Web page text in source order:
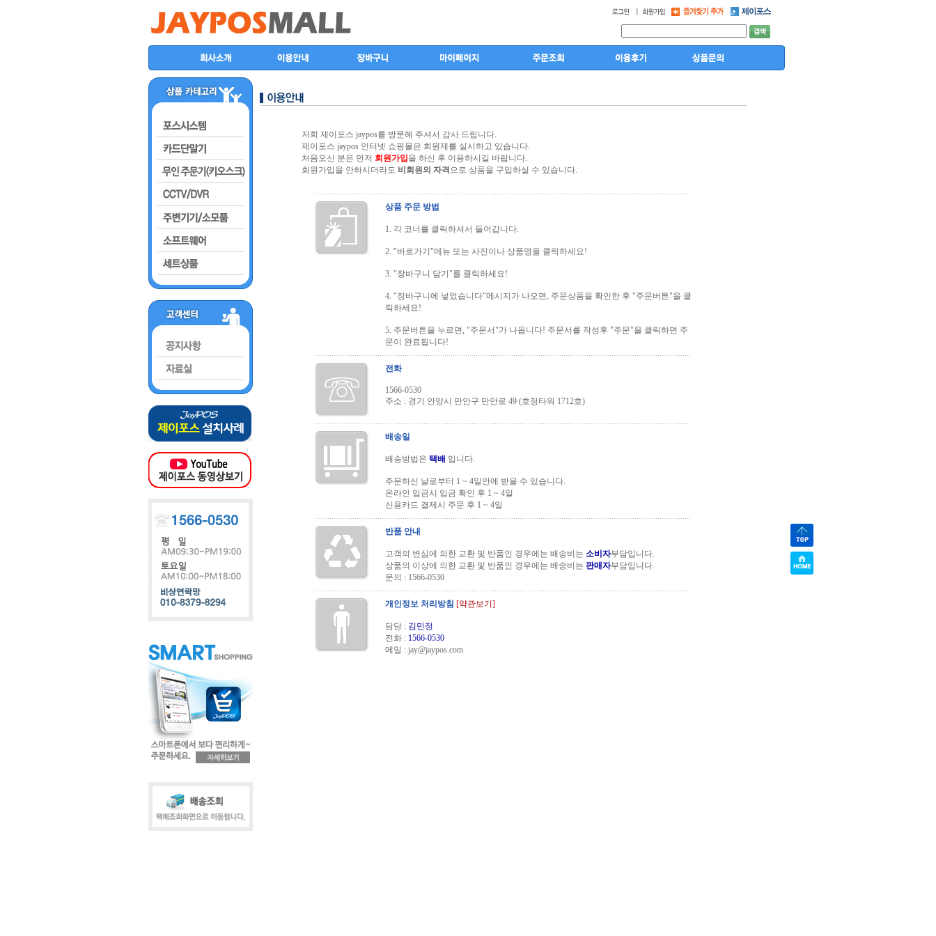
저희 제이포스 jaypos를 방문해 주셔서 감사 드립니다.
제이포스 jaypos 인터넷 쇼핑몰은 회원제를 실시하고 있습니다.
처음오신 분은 먼저 회원가입 을 하신 후 이용하시길 바랍니다.
회원가입을 안하시더라도 비회원의 자격 으로 상품을 구입하실 수 있습니다.
상품 주문 방법
1. 각 코너를 클릭하셔서 들어갑니다.
2. "바로가기"메뉴 또는 사진이나 상품명을 클릭하세요!
3. "장바구니 담기"를 클릭하세요!
4. "장바구니에 넣었습니다"메시지가 나오면, 주문상품을 확인한 후 "주문버튼"을 클
릭하세요!
5. 주문버튼을 누르면, "주문서"가 나옵니다! 주문서를 작성후 "주문"을 클릭하면 주
문이 완료됩니다!
전화
1566-0530
주소 : 경기 안양시 만안구 만안로 49 (호정타워 1712호)
배송일
배송방법은 택배 입니다.
주문하신 날로부터 1 ~ 4일안에 받을 수 있습니다.
온라인 입금시 입금 확인 후 1 ~ 4일
신용카드 결제시 주문 후 1 ~ 4일
반품 안내
고객의 변심에 의한 교환 및 반품인 경우에는 배송비는 소비자부담입니다.
상품의 이상에 의한 교환 및 반품인 경우에는 배송비는 판매자부담입니다.
문의 : 1566-0530
개인정보 처리방침 [약관보기]
담당 : 김민정
전화 : 1566-0530
메일 : jay@jaypos.com